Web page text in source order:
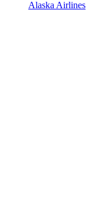
Alaska Airlines